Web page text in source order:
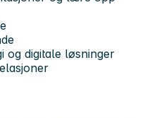
og digitale løsninger